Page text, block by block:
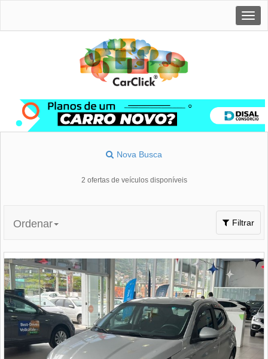
Nova Busca
2 ofertas de veículos disponíveis
Toggle
navigation
Filtrar
Ordenar